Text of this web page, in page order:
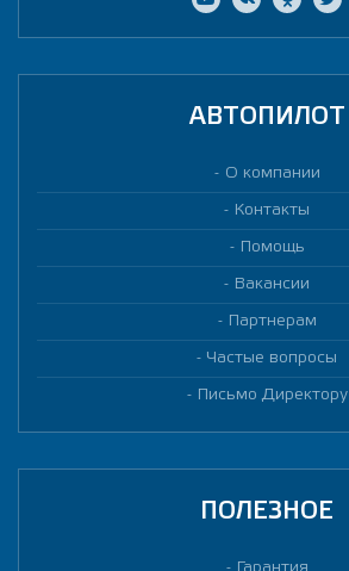
АВТОПИЛОТ
О компании
Контакты
Помощь
Вакансии
Партнерам
Частые вопросы
Письмо Директору
ПОЛЕЗНОЕ